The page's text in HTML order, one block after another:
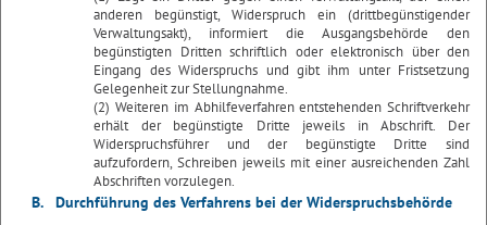
anderen begünstigt, Widerspruch ein (drittbegünstigender
Verwaltungsakt), informiert die Ausgangsbehörde den
begünstigten Dritten schriftlich oder elektronisch über den
Eingang des Widerspruchs und gibt ihm unter Fristsetzung
Gelegenheit zur Stellungnahme.
(2) Weiteren im Abhilfeverfahren entstehenden Schriftverkehr
erhält der begünstigte Dritte jeweils in Abschrift. Der
Widerspruchsführer und der begünstigte Dritte sind
aufzufordern, Schreiben jeweils mit einer ausreichenden Zahl
Abschriften vorzulegen.
B.
Durchführung des Verfahrens bei der Widerspruchsbehörde